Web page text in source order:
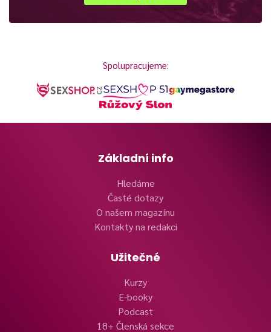
Spolupracujeme:
Základní info
Hledáme
Časté dotazy
O našem magazínu
Kontakty na redakci
Užitečné
Kurzy
E-booky
Podcast
18+ Členská sekce